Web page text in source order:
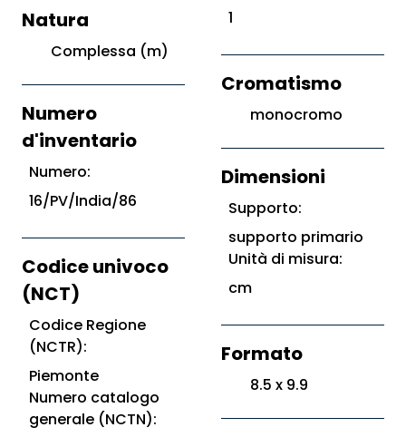
Natura
Complessa (m)
Numero
d'inventario
Numero:
16/PV/India/86
Codice univoco
(NCT)
Codice Regione
(NCTR):
Piemonte
Numero catalogo
generale (NCTN):
1
Cromatismo
monocromo
Dimensioni
Supporto:
supporto primario
Unità di misura:
cm
Formato
8.5 x 9.9